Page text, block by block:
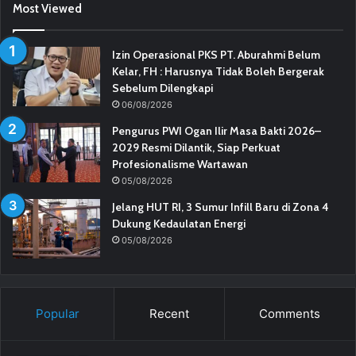
Most Viewed
Izin Operasional PKS PT. Aburahmi Belum
Kelar, FH : Harusnya Tidak Boleh Bergerak
Sebelum Dilengkapi
06/08/2026
Pengurus PWI Ogan Ilir Masa Bakti 2026–
2029 Resmi Dilantik, Siap Perkuat
Profesionalisme Wartawan
05/08/2026
Jelang HUT RI, 3 Sumur Infill Baru di Zona 4
Dukung Kedaulatan Energi
05/08/2026
Popular Recent Comments